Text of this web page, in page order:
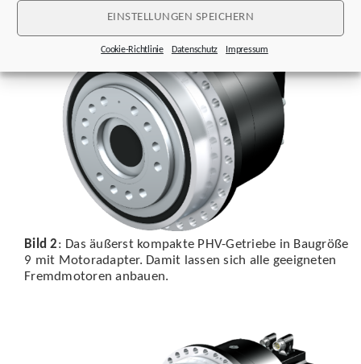
EINSTELLUNGEN SPEICHERN
Cookie-Richtlinie Datenschutz Impressum
Bild 2: Das äußerst kompakte PHV-Getriebe in Baugröße
9 mit Motoradapter. Damit lassen sich alle geeigneten
Fremdmotoren anbauen.